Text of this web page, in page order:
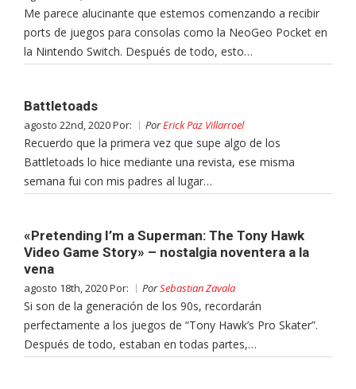
Me parece alucinante que estemos comenzando a recibir
ports de juegos para consolas como la NeoGeo Pocket en
la Nintendo Switch. Después de todo, esto…
Battletoads
agosto 22nd, 2020 Por: PorErick Paz Villarroel
Recuerdo que la primera vez que supe algo de los
Battletoads lo hice mediante una revista, ese misma
semana fui con mis padres al lugar…
«Pretending I’m a Superman: The Tony Hawk
Video Game Story» – nostalgia noventera a la
vena
agosto 18th, 2020 Por: PorSebastian Zavala
Si son de la generación de los 90s, recordarán
perfectamente a los juegos de “Tony Hawk’s Pro Skater”.
Después de todo, estaban en todas partes,…